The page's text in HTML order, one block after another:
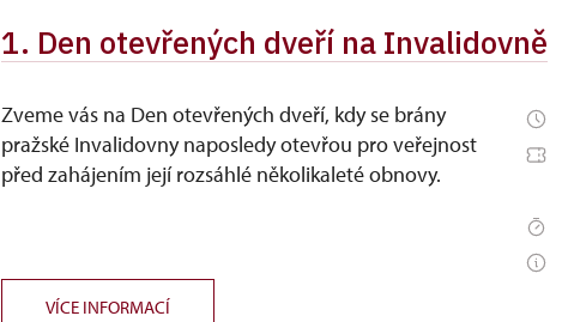
1. Den otevřených dveří na Invalidovně
Zveme vás na Den otevřených dveří, kdy se brány
pražské Invalidovny naposledy otevřou pro veřejnost
před zahájením její rozsáhlé několikaleté obnovy.
VÍCE INFORMACÍ